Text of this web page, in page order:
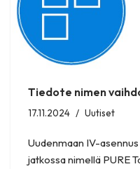
Tiedote nimen
17.11.2024 Uutiset
Uudenmaan IV-
jatkossa nimellä PURE